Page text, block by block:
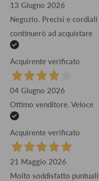
13 Giugno 2026
Negozio. Precisi e
continuerò ad acquistare
Acquirente verificato
04 Giugno 2026
Ottimo venditore. Veloce
Acquirente verificato
21 Maggio 2026
Molto soddisfatto